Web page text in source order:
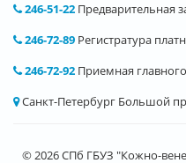
246-51-22 Предварительная
246-72-89 Регистратура
246-72-92 Приемная
Санкт-Петербург Большой
© 2026 СПб ГБУЗ "Кожно-